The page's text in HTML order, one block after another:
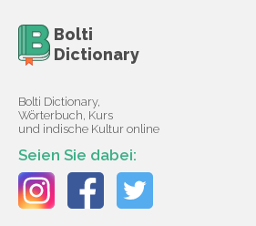
Bolti
Dictionary
Bolti Dictionary,
Wörterbuch, Kurs
und indische Kultur online
Seien Sie dabei: